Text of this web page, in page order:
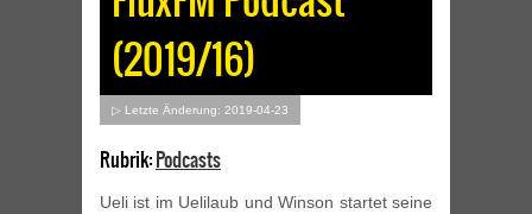
(2019/16)
▷ Letzte Änderung: 2019-04-23
Rubrik:Podcasts
Ueli ist im Uelilaub und Winson startet seine